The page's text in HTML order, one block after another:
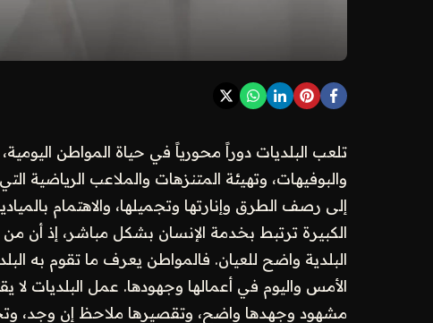
تلعب البلديات دوراً محورياً في حياة المواطن
والبوفيهات، وتهيئة المتنزهات والملاعب الرياضية
إلى رصف الطرق وإنارتها وتجميلها، والاهتمام
الكبيرة ترتبط بخدمة الإنسان بشكل مباشر، إذ أن من
البلدية واضح للعيان. فالمواطن يعرف ما تقوم به
الأمس واليوم في أعمالها وجهودها. عمل البلديات لا
مشهود وجهدها واضح، وتقصيرها ملاحظ إن وجد،